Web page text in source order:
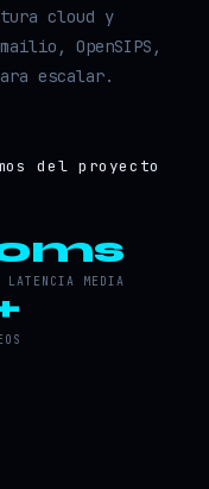
cloud y
OpenSIPS,
escalar.
del proyecto
LATENCIA MEDIA